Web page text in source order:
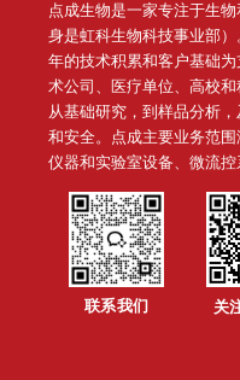
点成生物是一家专注于生
身是虹科生物科技事业部）
年的技术积累和客户基础
术公司、医疗单位、高校
从基础研究，到样品分析
和安全。点成主要业务范
仪器和实验室设备、微流控
联系我们 关